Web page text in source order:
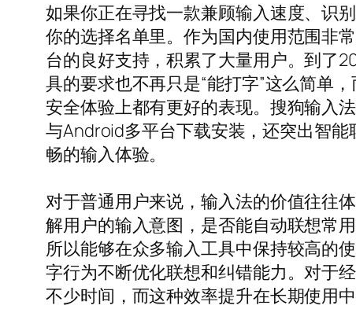
如果你正在寻找一款兼顾输入速度、识
你的选择名单里。作为国内使用范围非
台的良好支持，积累了大量用户。到了
具的要求也不再只是“能打字”这么简单
安全体验上都有更好的表现。搜狗输入
与Android多平台下载安装，还突出智
畅的输入体验。
对于普通用户来说，输入法的价值往往
解用户的输入意图，是否能自动联想常
所以能够在众多输入工具中保持较高的
字行为不断优化联想和纠错能力。对于
不少时间，而这种效率提升在长期使用中